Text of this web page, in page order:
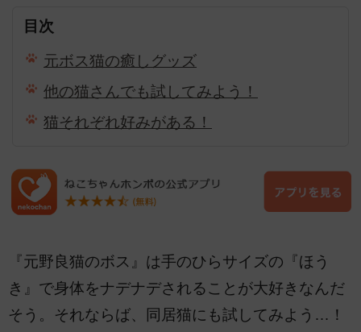
目次
元ボス猫の癒しグッズ
他の猫さんでも試してみよう！
猫それぞれ好みがある！
『元野良猫のボス』は手のひらサイズの『ほう
き』で身体をナデナデされることが大好きなんだ
そう。それならば、同居猫にも試してみよう…！